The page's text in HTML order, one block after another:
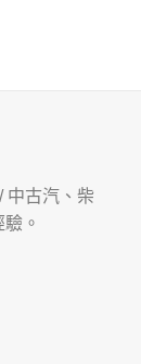
中古汽、柴
。